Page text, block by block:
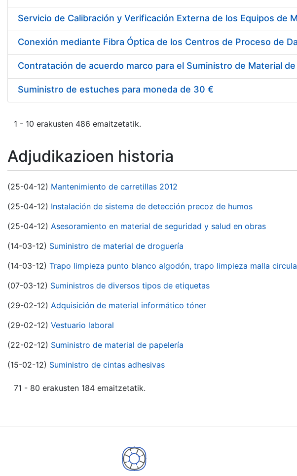
Suministro de estuches para moneda de 30 €
1 - 10 erakusten 486 emaitzetatik.
Adjudikazioen historia
(25-04-12) Mantenimiento de carretillas 2012
(25-04-12) Instalación de sistema de detección precoz de humos
(25-04-12) Asesoramiento en material de seguridad y salud en obras
(14-03-12) Suministro de material de droguería
(14-03-12) Trapo limpieza punto blanco algodón, trapo limpieza malla
(07-03-12) Suministros de diversos tipos de etiquetas
(29-02-12) Adquisición de material informático tóner
(29-02-12) Vestuario laboral
(22-02-12) Suministro de material de papelería
(15-02-12) Suministro de cintas adhesivas
71 - 80 erakusten 184 emaitzetatik.